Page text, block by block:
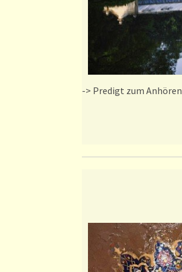
-> Predigt zum Anhören